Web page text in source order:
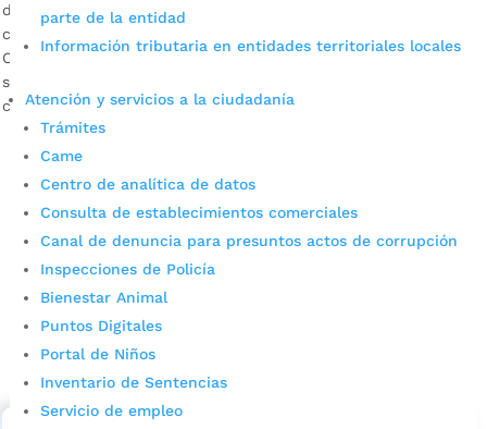
parte de la entidad
Información tributaria en entidades territoriales locales
Atención y servicios a la ciudadanía
Trámites
Came
Centro de analítica de datos
Consulta de establecimientos comerciales
Canal de denuncia para presuntos actos de corrupción
Inspecciones de Policía
Bienestar Animal
Puntos Digitales
Portal de Niños
Inventario de Sentencias
Servicio de empleo
deporte en Bucaramanga ya que ha sido ocho veces
campeona en mundiales de patinaje realizados en Italia,
Chile, Francia e incluso Barrancabermeja. Es la única
santandereana con ese número de títulos en estas
competencias.
Cupos Escolares Bucaramanga 2022
Consulta aqui los pasos para inscribirse y solicitar un
cupo escolar en los colegios oficiales de
Bucaramanga.